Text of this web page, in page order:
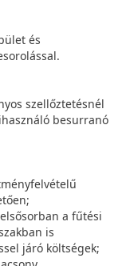
és
szellőztetésnél
besurranó
a fűtési
is
járó költségek;